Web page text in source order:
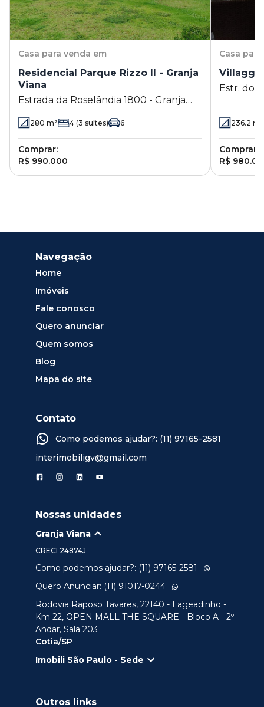
Casa para venda em
Residencial Parque Rizzo II - Granja
Viana
Estrada da Roselândia 1800 - Granja
Viana - Cotia - SP
280 m² 4 (3 suítes) 6
Comprar:
R$ 990.000
Casa
Estr. dos
236.2 m²
Comprar:
R$
Navegação
Home
Imóveis
Fale conosco
Quero anunciar
Quem somos
Blog
Mapa do site
Contato
Como podemos ajudar?: (11) 97165-2581
interimobiligv@gmail.com
Nossas unidades
Granja Viana
CRECI 24874J
Como podemos ajudar?: (11) 97165-2581
Quero Anunciar: (11) 91017-0244
Rodovia Raposo Tavares, 22140 - Lageadinho -
Km 22, OPEN MALL THE SQUARE - Bloco A - 2º
Andar, Sala 203
Cotia/SP
Imobili São Paulo - Sede
Outros links